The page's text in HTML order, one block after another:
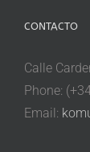
CONTACTO
Calle
Phone:
Email: